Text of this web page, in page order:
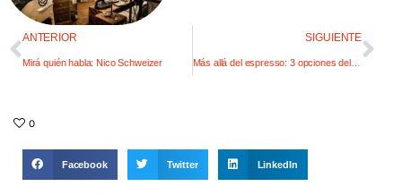
ANTERIOR
Mirá quién habla: Nico Schweizer
SIGUIENTE
Más allá del espresso: 3 opciones deliciosas para sustituir la cafeína
0
Facebook Twitter LinkedIn